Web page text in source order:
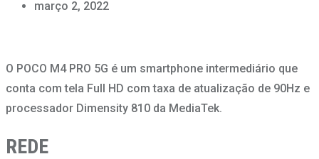
março 2, 2022
O POCO M4 PRO 5G é um smartphone intermediário que
conta com tela Full HD com taxa de atualização de 90Hz e
processador Dimensity 810 da MediaTek.
REDE